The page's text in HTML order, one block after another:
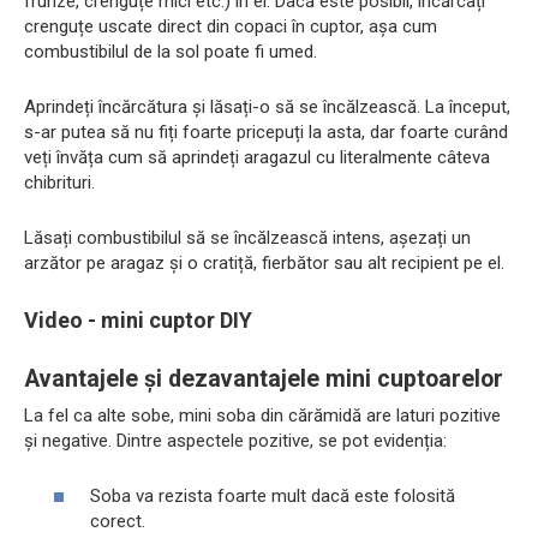
crenguțe uscate direct din copaci în cuptor, așa cum
combustibilul de la sol poate fi umed.
Aprindeți încărcătura și lăsați-o să se încălzească. La început,
s-ar putea să nu fiți foarte pricepuți la asta, dar foarte curând
veți învăța cum să aprindeți aragazul cu literalmente câteva
chibrituri.
Lăsați combustibilul să se încălzească intens, așezați un
arzător pe aragaz și o cratiță, fierbător sau alt recipient pe el.
Video - mini cuptor DIY
Avantajele și dezavantajele mini cuptoarelor
La fel ca alte sobe, mini soba din cărămidă are laturi pozitive
și negative. Dintre aspectele pozitive, se pot evidenția:
Soba va rezista foarte mult dacă este folosită
corect.